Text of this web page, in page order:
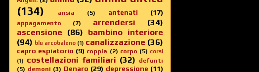
(134)
ansia (5) antenati (17)
appagamento (7) arrendersi
(34)
ascensione (86) bambino interiore
(94) blu arcobaleno (1) canalizzazione (36)
capro espiatorio (9) coppia (2) corpo (5) corsi
(1)
costellazioni familiari (32) defunti
(5) demoni (3) Denaro (29) depressione (11)